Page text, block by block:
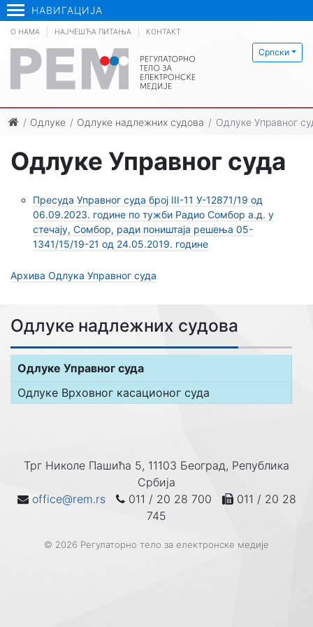
НАВИГАЦИЈА
Српски
О НАМА НАЈЧЕШЋА ПИТАЊА КОНТАКТ
Одлуке Одлуке надлежних судова Одлуке Управног
Одлуке надлежних судова
Одлуке Управног суда
Одлуке Врховног касационог суда
Одлуке Управног суда
Пресуда Управног суда број III-11 У-12871/19 од
06.09.2023. године по тужби Радио Сомбор а.д. у
стечају, Сомбор, ради поништаја решења 05-
1341/15/19-21 од 24.05.2019. године
Архива Одлука Управног суда
Трг Николе Пашића 5, 11103 Београд, Република
Србија
office@rem.rs
011 / 20 28 700
011 / 20 28
745
© 2026 Регулаторно тело за електронске медије